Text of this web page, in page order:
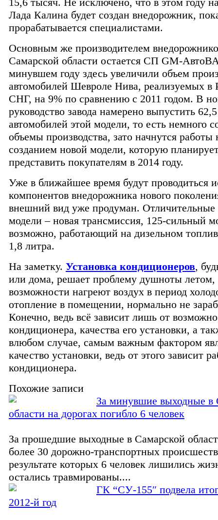
Лада Калина будет создан внедорожник,
прорабатывается специалистами.
Основным же производителем
Самарской области остается СП GM-
минувшем году здесь увеличили объем
автомобилей Шевроле Нива, реализуемых в
СНГ, на 9% по сравнению с 2011 годом. В
руководство завода намерено выпустить
автомобилей этой модели, то есть немного
объемы производства, зато начнутся работы
созданием новой модели, которую
представить покупателям в 2014 году.
Уже в ближайшее время будут проводиться
компонентов внедорожника нового
внешний вид уже продуман. Отличительные
модели – новая трансмиссия, 125-сильный
возможно, работающий на дизельном
1,8 литра.
На заметку. Установка кондиционеров,
или дома, решает проблему душноты летом,
возможности нагреют воздух в период
отопление в помещении, нормально не
Конечно, ведь всё зависит лишь от
кондиционера, качества его установки, а
влюбом случае, самым важным фактором
качество установки, ведь от этого зависит
кондиционера.
Похожие записи
За минувшие выходные в
области на дорогах погибло 6 человек
За прошедшие выходные в Самарской
более 30 дорожно-транспортных
результате которых 6 человек лишились
остались травмированы....
ГК “СУ-155″ подвела
2012-й год